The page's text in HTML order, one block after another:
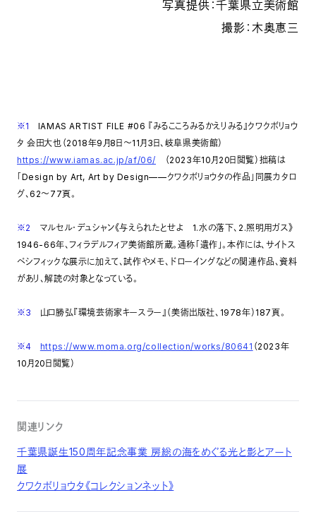
写真提供：千葉県立美術館
撮影：木奥惠三
※1 IAMAS ARTIST FILE #06 『みるこころみるかえりみる』クワクボリョウ
タ 会田大也（2018年9月8日〜11月3日、岐阜県美術館）
https://www.iamas.ac.jp/af/06/ （2023年10月20日閲覧）拙稿は
「Design by Art, Art by Design——クワクボリョウタの作品」同展カタロ
グ、62～77頁。
※2 マルセル・デュシャン《与えられたとせよ 1.水の落下、2.照明用ガス》
1946-66年、フィラデルフィア美術館所蔵。通称「遺作」。本作には、サイトス
ペシフィックな展示に加えて、試作やメモ、ドローイングなどの関連作品、資料
があり、解読の対象となっている。
※3 山口勝弘『環境芸術家キースラー』（美術出版社、1978年）187頁。
※4 https://www.moma.org/collection/works/80641 （2023年
10月20日閲覧）
関連リンク
千葉県誕生150周年記念事業 房総の海をめぐる光と影とアート
展
クワクボリョウタ《コレクションネット》